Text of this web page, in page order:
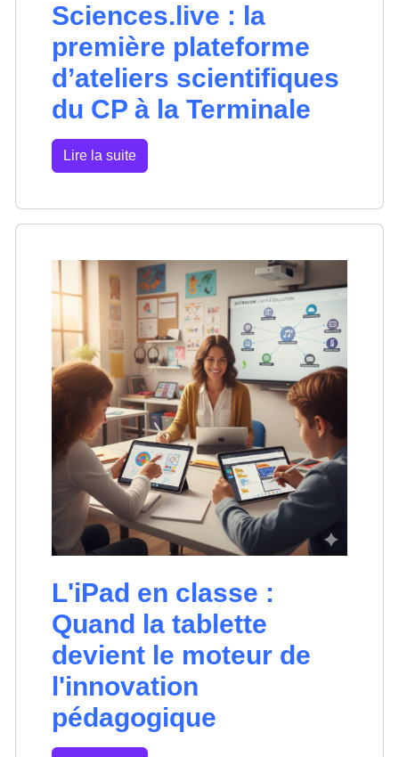
Sciences.live : la
première plateforme
d’ateliers scientifiques
du CP à la Terminale
Lire la suite
L'iPad en classe :
Quand la tablette
devient le moteur de
l'innovation
pédagogique